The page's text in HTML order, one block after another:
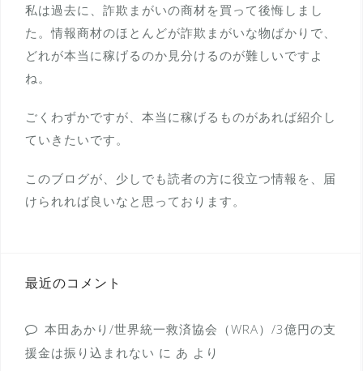
私は過去に、詐欺まがいの商材を買って後悔しまし
た。情報商材のほとんどが詐欺まがいな物ばかりで、
どれが本当に稼げるのか見分けるのが難しいですよ
ね。
ごくわずかですが、本当に稼げるものがあれば紹介し
ていきたいです。
このブログが、少しでも読者の方に役立つ情報を、届
けられれば良いなと思っております。
最近のコメント
本田あかり/世界統一救済協会（WRA）/3億円の支
援金は振り込まれない に あ より